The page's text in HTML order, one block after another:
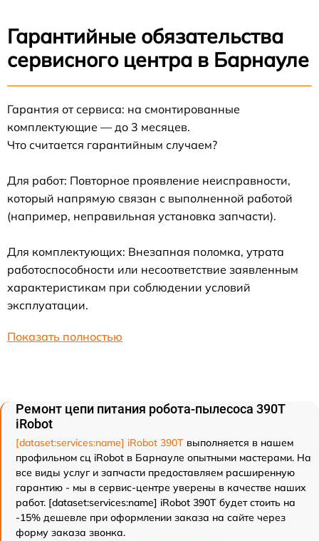
Гарантийные обязательства
сервисного центра в Барнауле
Гарантия от сервиса: на смонтированные
комплектующие — до 3 месяцев.
Что считается гарантийным случаем?
Для работ: Повторное проявление неисправности,
который напрямую связан с выполненной работой
(например, неправильная установка запчасти).
Для комплектующих: Внезапная поломка, утрата
работоспособности или несоответствие заявленным
характеристикам при соблюдении условий
эксплуатации.
Показать полностью
Ремонт цепи питания робота-пылесоса 390T
iRobot
[dataset:services:name] iRobot 390T выполняется в нашем
профильном сц iRobot в Барнауле опытными мастерами. На
все виды услуг и запчасти предоставляем расширенную
гарантию - мы в сервис-центре уверены в качестве наших
работ. [dataset:services:name] iRobot 390T будет стоить на
-15% дешевле при оформлении заказа на сайте через
форму заказа звонка.